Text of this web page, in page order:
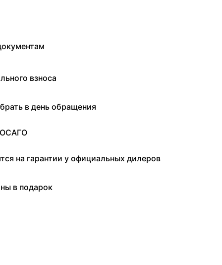
взноса
в день обращения
на гарантии у официальных дилеров
в подарок